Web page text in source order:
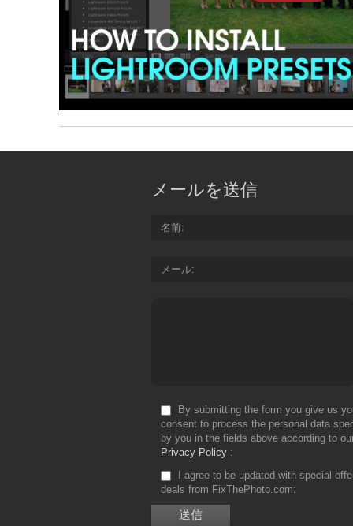
メールを送信
名前
メール
By submitting the form you give us
consent to process the personal data
by you in the fields above according to
Privacy Policy
I agree to be updated with special
deals from FixThePhoto.com